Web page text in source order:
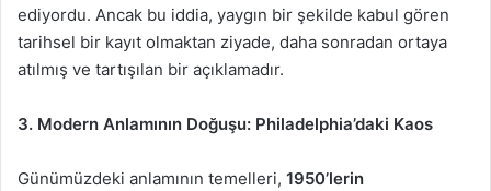
ediyordu. Ancak bu iddia, yaygın bir şekilde kabul gören
tarihsel bir kayıt olmaktan ziyade, daha sonradan ortaya
atılmış ve tartışılan bir açıklamadır.
3. Modern Anlamının Doğuşu: Philadelphia’daki Kaos
Günümüzdeki anlamının temelleri, 1950’lerin